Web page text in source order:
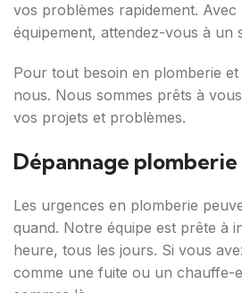
vos problèmes rapidement.
équipement, attendez-vous à un
Pour tout besoin en plomberie
nous. Nous sommes prêts à
vos projets et problèmes.
Dépannage
Les urgences en plomberie
quand. Notre équipe est prête à
heure, tous les jours. Si vous
comme une fuite ou un chauffe-